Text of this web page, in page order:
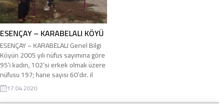
ESENÇAY – KARABELALI KÖYÜ
ESENÇAY – KARABELALI Genel Bilgi
Köyün 2005 yılı nüfus sayımına göre
95’i kadın, 102’si erkek olmak üzere
nüfusu 197; hane sayısı 60’dır. il
merkezine 172, ilçe merkezine 7 km
uzaklıktadır. 1981 yılında kadastro
17.04.2020